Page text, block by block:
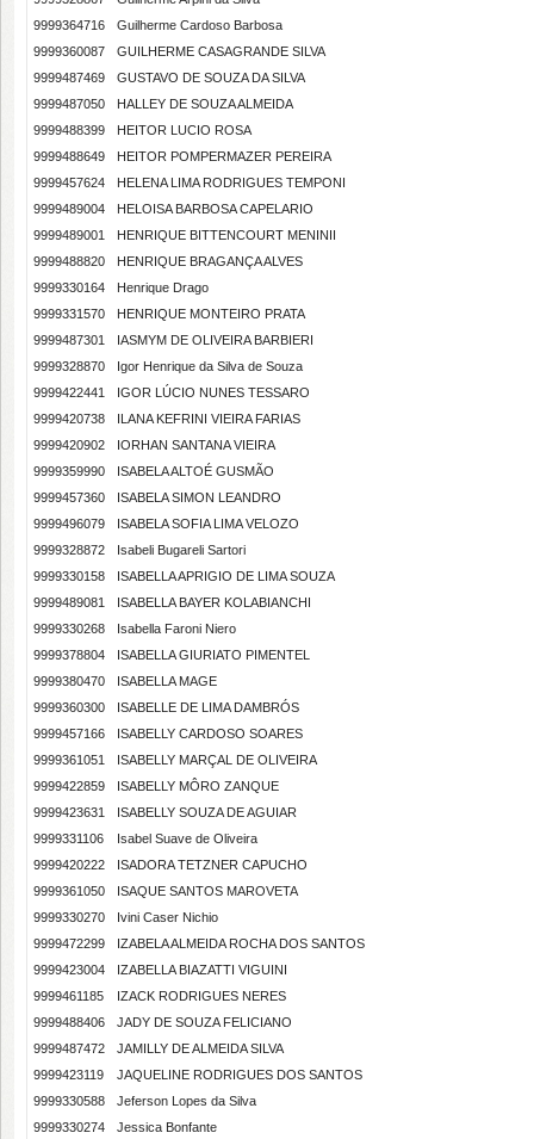
9999364716
Guilherme Cardoso Barbosa
9999360087
GUILHERME CASAGRANDE SILVA
9999487469
GUSTAVO DE SOUZA DA SILVA
9999487050
HALLEY DE SOUZA ALMEIDA
9999488399
HEITOR LUCIO ROSA
9999488649
HEITOR POMPERMAZER PEREIRA
9999457624
HELENA LIMA RODRIGUES TEMPONI
9999489004
HELOISA BARBOSA CAPELARIO
9999489001
HENRIQUE BITTENCOURT MENINII
9999488820
HENRIQUE BRAGANÇA ALVES
9999330164
Henrique Drago
9999331570
HENRIQUE MONTEIRO PRATA
9999487301
IASMYM DE OLIVEIRA BARBIERI
9999328870
Igor Henrique da Silva de Souza
9999422441
IGOR LÚCIO NUNES TESSARO
9999420738
ILANA KEFRINI VIEIRA FARIAS
9999420902
IORHAN SANTANA VIEIRA
9999359990
ISABELA ALTOÉ GUSMÃO
9999457360
ISABELA SIMON LEANDRO
9999496079
ISABELA SOFIA LIMA VELOZO
9999328872
Isabeli Bugareli Sartori
9999330158
ISABELLA APRIGIO DE LIMA SOUZA
9999489081
ISABELLA BAYER KOLABIANCHI
9999330268
Isabella Faroni Niero
9999378804
ISABELLA GIURIATO PIMENTEL
9999380470
ISABELLA MAGE
9999360300
ISABELLE DE LIMA DAMBRÓS
9999457166
ISABELLY CARDOSO SOARES
9999361051
ISABELLY MARÇAL DE OLIVEIRA
9999422859
ISABELLY MÔRO ZANQUE
9999423631
ISABELLY SOUZA DE AGUIAR
9999331106
Isabel Suave de Oliveira
9999420222
ISADORA TETZNER CAPUCHO
9999361050
ISAQUE SANTOS MAROVETA
9999330270
Ivini Caser Nichio
9999472299
IZABELA ALMEIDA ROCHA DOS SANTOS
9999423004
IZABELLA BIAZATTI VIGUINI
9999461185
IZACK RODRIGUES NERES
9999488406
JADY DE SOUZA FELICIANO
9999487472
JAMILLY DE ALMEIDA SILVA
9999423119
JAQUELINE RODRIGUES DOS SANTOS
9999330588
Jeferson Lopes da Silva
9999330274
Jessica Bonfante